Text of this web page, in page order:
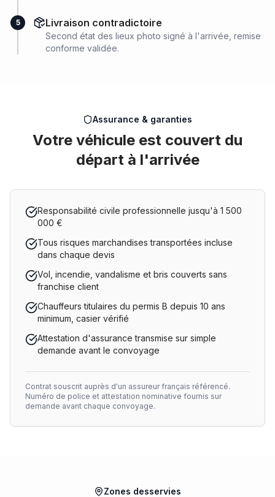
5 Livraison contradictoire
Second état des lieux photo signé à l'arrivée, remise
conforme validée.
Assurance & garanties
Votre véhicule est couvert du
départ à l'arrivée
Responsabilité civile professionnelle jusqu'à 1 500
000 €
Tous risques marchandises transportées incluse
dans chaque devis
Vol, incendie, vandalisme et bris couverts sans
franchise client
Chauffeurs titulaires du permis B depuis 10 ans
minimum, casier vérifié
Attestation d'assurance transmise sur simple
demande avant le convoyage
Contrat souscrit auprès d'un assureur français référencé.
Numéro de police et attestation nominative fournis sur
demande avant chaque convoyage.
Zones desservies